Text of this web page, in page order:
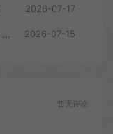
2026-07-17
加利宅邸悬案 / The Incident at Galley House 侦探解密推理游戏 2026-07-15
暂无评论